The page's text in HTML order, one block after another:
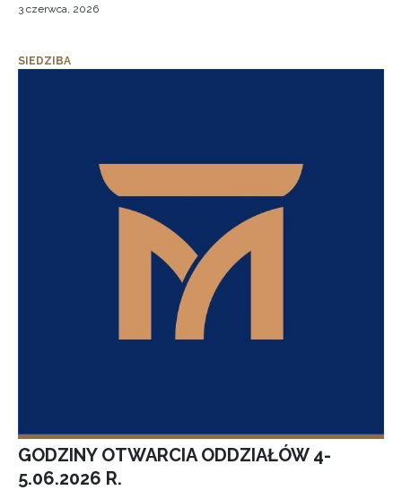
3 czerwca, 2026
SIEDZIBA
GODZINY OTWARCIA ODDZIAŁÓW 4-
5.06.2026 R.